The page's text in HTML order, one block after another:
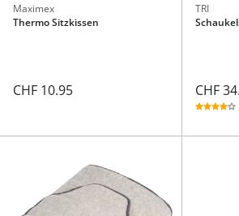
Maximex
Thermo Sitzkissen
CHF 10.95
TRI
CHF